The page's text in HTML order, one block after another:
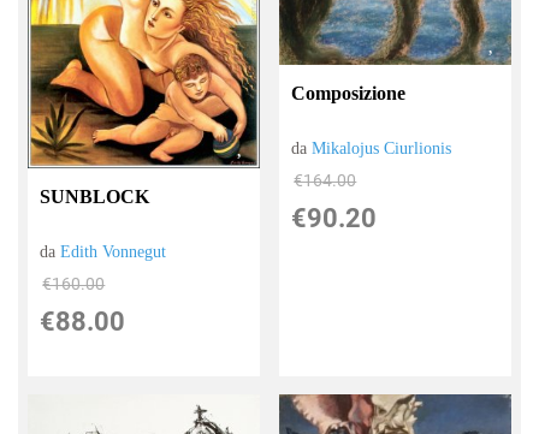
SUNBLOCK
daEdith Vonnegut
€160.00
€88.00
Composizione
daMikalojus Ciurlionis
€164.00
€90.20